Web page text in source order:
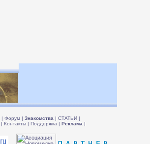
| Форум | Знакомства | СТАТЬИ |
| Контакты | Поддержка | Реклама |